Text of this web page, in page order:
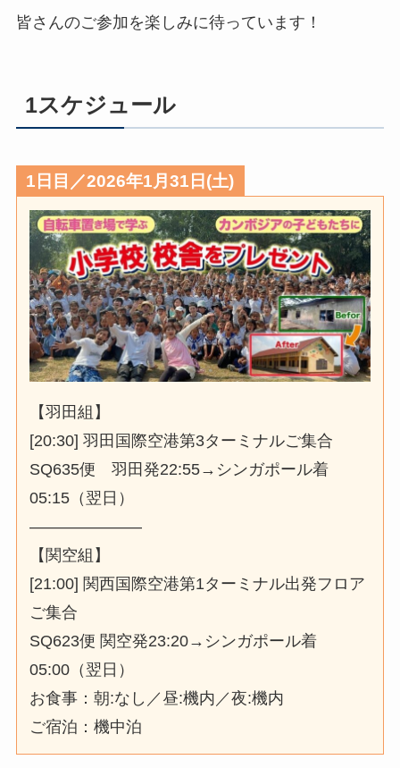
皆さんのご参加を楽しみに待っています！
1スケジュール
1日目／2026年1月31日(土)
【羽田組】
[20:30] 羽田国際空港第3ターミナルご集合
SQ635便 羽田発22:55→シンガポール着
05:15（翌日）
———————
【関空組】
[21:00] 関西国際空港第1ターミナル出発フロア
ご集合
SQ623便 関空発23:20→シンガポール着
05:00（翌日）
お食事：朝:なし／昼:機内／夜:機内
ご宿泊：機中泊